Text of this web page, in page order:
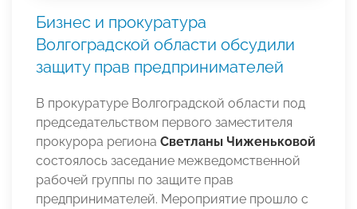
Бизнес и прокуратура
Волгоградской области обсудили
защиту прав предпринимателей
В прокуратуре Волгоградской области под
председательством первого заместителя
прокурора региона Светланы Чиженьковой
состоялось заседание межведомственной
рабочей группы по защите прав
предпринимателей. Мероприятие прошло с